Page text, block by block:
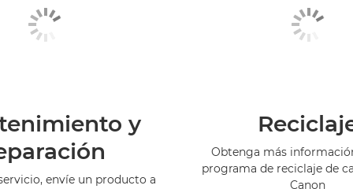
y
envíe un producto a
Obtenga más
programa de reciclaje de
Canon